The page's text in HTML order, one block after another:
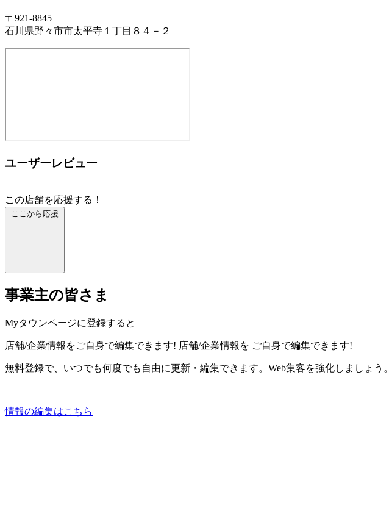
〒921-8845
石川県野々市市太平寺１丁目８４－２
ユーザーレビュー
この店舗を応援する！
ここから応援
事業主の皆さま
Myタウンページに登録すると
店舗/企業情報をご自身で編集できます! 店舗/企業情報を ご自身で編集できます!
無料登録で、いつでも何度でも自由に更新・編集できます。Web集客を強化しましょう。
情報の編集はこちら